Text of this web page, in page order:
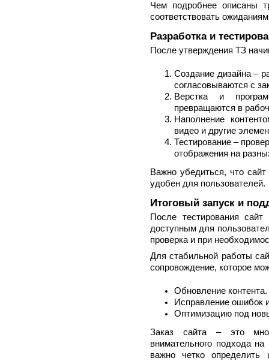
Чем подробнее описаны
соответствовать
Разработка и
После утверждения ТЗ
Создание дизайна –
согласовываются с
Верстка и
превращаются в
Наполнение
видео и другие
Тестирование –
отображения на
Важно убедиться, что
удобен для пользователей.
Итоговый запуск и
После тестирования
доступным для
проверка и при
Для стабильной работы
сопровождение, которое
Обновление контента.
Исправление ошибок
Оптимизацию под
Заказ сайта – это
внимательного подхода
важно четко определить